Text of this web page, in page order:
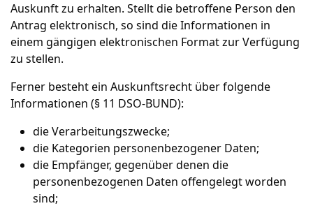
Auskunft zu erhalten. Stellt die betroffene Person den
Antrag elektronisch, so sind die Informationen in
einem gängigen elektronischen Format zur Verfügung
zu stellen.
Ferner besteht ein Auskunftsrecht über folgende
Informationen (§ 11 DSO-BUND):
die Verarbeitungszwecke;
die Kategorien personenbezogener Daten;
die Empfänger, gegenüber denen die
personenbezogenen Daten offengelegt worden
sind;